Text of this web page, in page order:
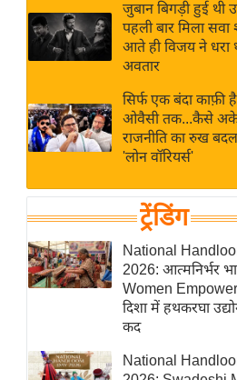
Live
News in
Hindi
News
Hindi
Videos
अंतर्राष्ट्रीय
बिज़नेस
उद्योग
विशेषज्ञ
राय
खेल
क्रिकेट
IPL
2026
मिसाल बेमिसाल
जुबान बिगड़ी हुई थी
पहली बार मिला सवा
आते ही विजय ने धरा
अवतार
सिर्फ एक बंदा काफ़ी
ओवैसी तक...कैसे
राजनीति का रुख
'लोन वॉरियर्स'
ट्रेंडिंग
National
2026: आत्मनिर्भर
Women
दिशा में हथकरघा
कद
National